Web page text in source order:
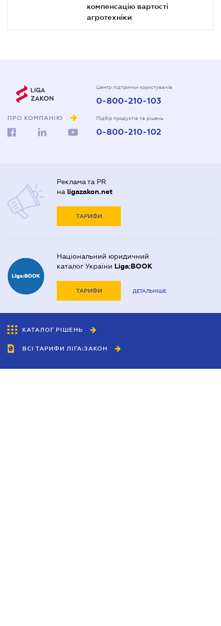
компенсацію вартості
агротехніки
ПРО КОМПАНІЮ
Центр підтримки користувачів
0-800-210-103
Підбір продуктів та рішень
0-800-210-102
Реклама та PR
на ligazakon.net
ТАРИФИ
Національний юридичний
каталог України Liga:BOOK
ТАРИФИ ДЕТАЛЬНІШЕ
КАТАЛОГ РІШЕНЬ
ВСІ ТАРИФИ ЛІГА:ЗАКОН